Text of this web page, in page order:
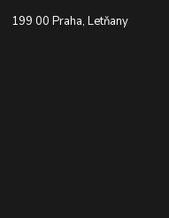
199 00 Praha, Letňany